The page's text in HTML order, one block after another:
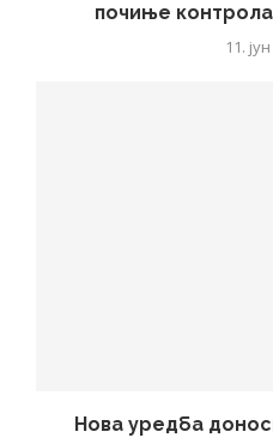
почиње
11.
Нова уредба